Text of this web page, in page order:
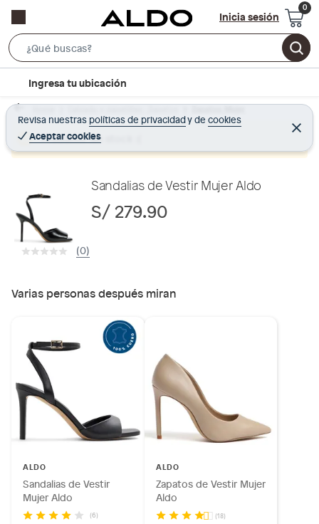
Inicia sesión
e
r
c
B
r
c
t
n
Ingresa tu ubicación
Revisa nuestras políticas de privacidadyde cookies
Aceptar cookies
C
e
r
Home Calzado y zapatillas - Zapatos Zapatos Mujer
Producto sin stock :(
Sandalias de Vestir Mujer Aldo
S/ 279.90
(0)
Varias personas después miran
ALDO
Sandalias de Vestir
Mujer Aldo
(6)
ALDO
Zapatos de Vestir Mujer
Aldo
(18)